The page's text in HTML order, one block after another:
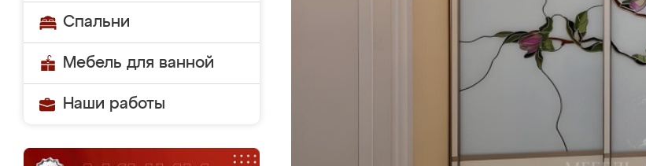
Спальни
Мебель для ванной
Наши работы